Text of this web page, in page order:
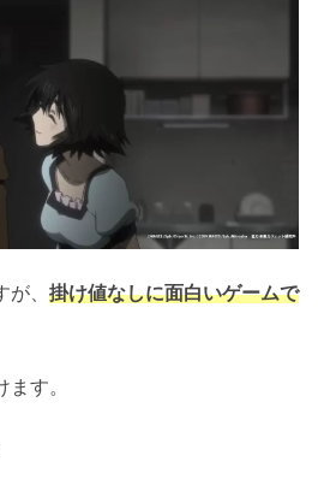
、 掛け値なしに面白いゲームで
す。